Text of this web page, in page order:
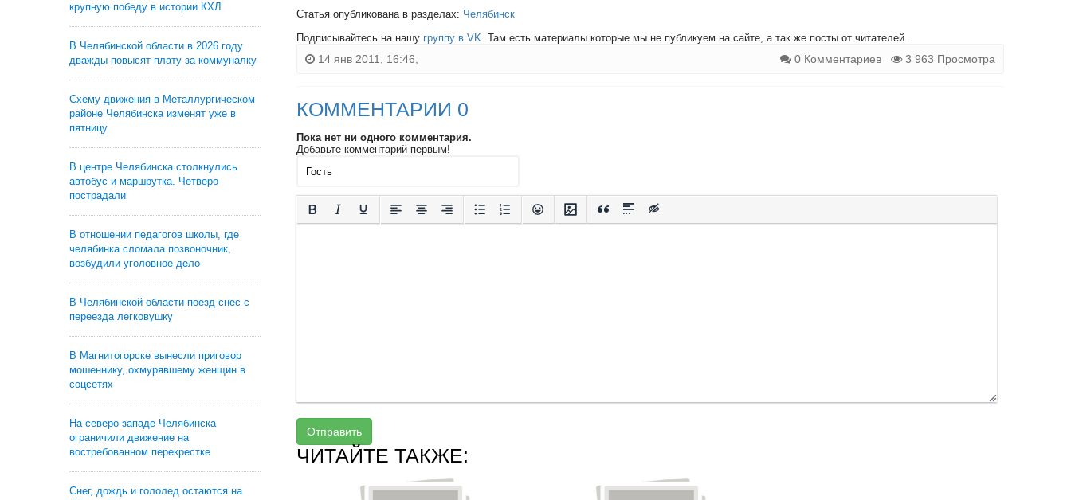
крупную победу в истории КХЛ
В Челябинской области в 2026 году
дважды повысят плату за коммуналку
Схему движения в Металлургическом
районе Челябинска изменят уже в
пятницу
В центре Челябинска столкнулись
автобус и маршрутка. Четверо
пострадали
В отношении педагогов школы, где
челябинка сломала позвоночник,
возбудили уголовное дело
В Челябинской области поезд снес с
переезда легковушку
В Магнитогорске вынесли приговор
мошеннику, охмурявшему женщин в
соцсетях
На северо-западе Челябинска
ограничили движение на
востребованном перекрестке
Снег, дождь и гололед остаются на
Статья опубликована в разделах: Челябинск
Подписывайтесь на нашу группу в VK. Там есть материалы которые мы не публикуем на сайте, а так же посты от читателей.
14 янв 2011, 16:46, 0 Комментариев 3 963 Просмотра
КОММЕНТАРИИ 0
Пока нет ни одного комментария.
Добавьте комментарий первым!
Отправить
ЧИТАЙТЕ ТАКЖЕ: